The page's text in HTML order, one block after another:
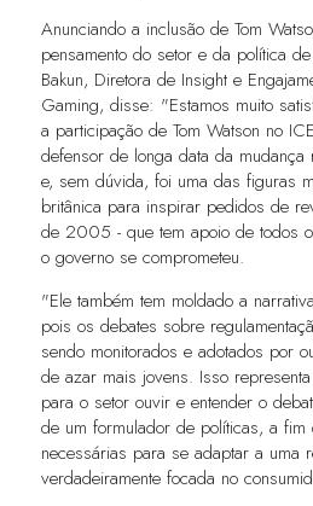
Anunciando a inclusão de Tom
pensamento do setor e da política
Bakun, Diretora de Insight e
Gaming, disse: "Estamos muito
a participação de Tom Watson no
defensor de longa data da mudança
e, sem dúvida, foi uma das figuras
britânica para inspirar pedidos de
de 2005 - que tem apoio de todos
o governo se comprometeu.
"Ele também tem moldado a
pois os debates sobre
sendo monitorados e adotados por
de azar mais jovens. Isso
para o setor ouvir e entender o
de um formulador de políticas, a
necessárias para se adaptar a uma
verdadeiramente focada no